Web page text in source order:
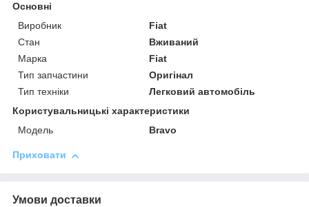
Основні
Виробник
Fiat
Стан
Вживаний
Марка
Fiat
Тип запчастини
Оригінал
Тип техніки
Легковий автомобіль
Користувальницькі характеристики
Мoдель
Bravo
Приховати
Умови доставки